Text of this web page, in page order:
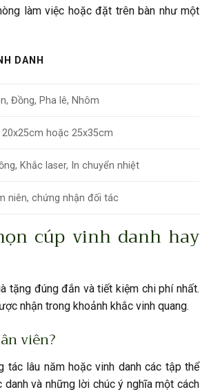
làm việc hoặc đặt trên bàn như một
DANH
Đồng, Pha lê, Nhôm
20x25cm hoặc 25x35cm
Khắc laser, In chuyển nhiệt
niên, chứng nhận đối tác
cúp vinh danh hay
tặng đúng đắn và tiết kiệm chi phí nhất.
nhận trong khoảnh khắc vinh quang.
viên?
tác lâu năm hoặc vinh danh các tập thể
và những lời chúc ý nghĩa một cách